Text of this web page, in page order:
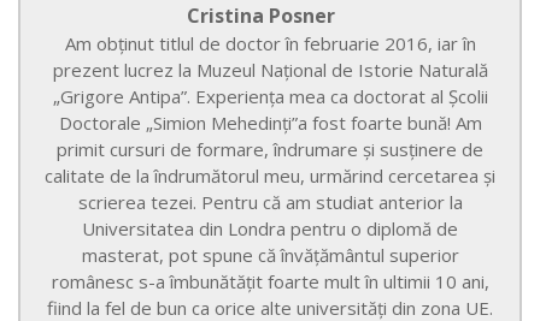
Cristina Posner
Am obținut titlul de doctor în februarie 2016, iar în
prezent lucrez la Muzeul Național de Istorie Naturală
„Grigore Antipa”. Experiența mea ca doctorat al Școlii
Doctorale „Simion Mehedinți”a fost foarte bună! Am
primit cursuri de formare, îndrumare și susținere de
calitate de la îndrumătorul meu, urmărind cercetarea și
scrierea tezei. Pentru că am studiat anterior la
Universitatea din Londra pentru o diplomă de
masterat, pot spune că învățământul superior
românesc s-a îmbunătățit foarte mult în ultimii 10 ani,
fiind la fel de bun ca orice alte universități din zona UE.